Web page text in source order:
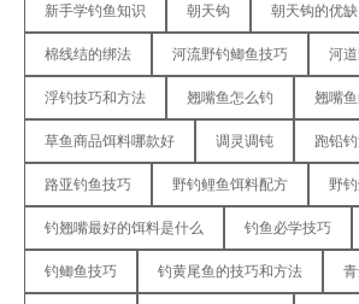
新手学钓鱼知识 朝天钩 朝天钩的优
棉线结的绑法 河流野钓鲫鱼技巧 河
浮钓技巧和方法 翘嘴鱼怎么钓 翘嘴
草鱼商品饵料哪款好 调灵调钝 跑铅
路亚钓鱼技巧 野钓鲤鱼饵料配方 野
钓翘嘴最好的饵料是什么 钓鱼必学技巧
钓鲫鱼技巧 钓黄尾鱼的技巧和方法